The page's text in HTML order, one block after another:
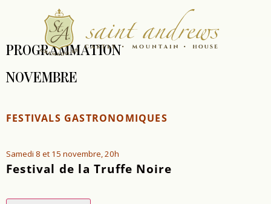
PROGRAMMATION
NOVEMBRE
FESTIVALS GASTRONOMIQUES
Samedi 8 et 15 novembre, 20h
Festival de la Truffe Noire